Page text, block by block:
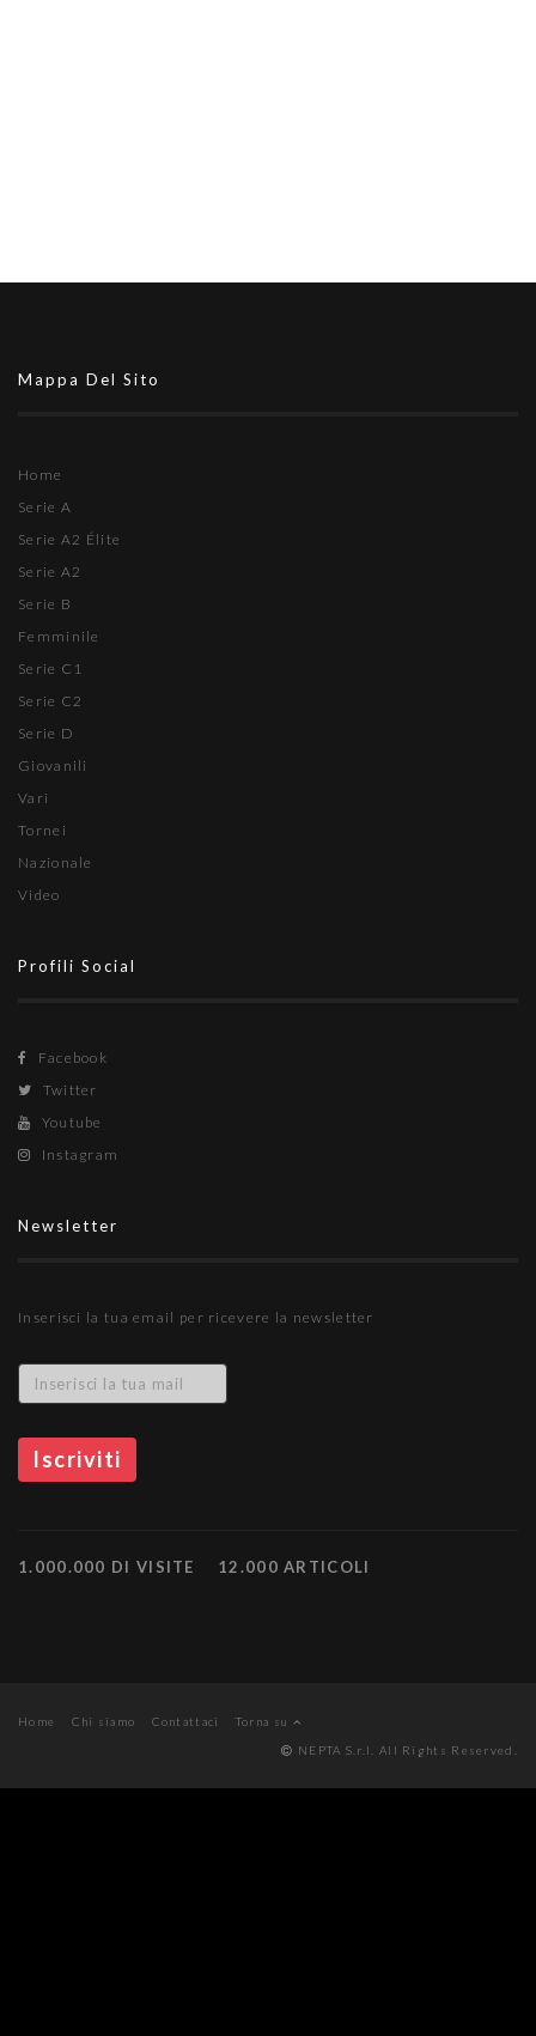
Mappa Del Sito
Home
Serie A
Serie A2 Élite
Serie A2
Serie B
Femminile
Serie C1
Serie C2
Serie D
Giovanili
Vari
Tornei
Nazionale
Video
Profili Social
Facebook
Twitter
Youtube
Instagram
Newsletter
Inserisci la tua email per ricevere la newsletter
1.000.000 DI VISITE 12.000 ARTICOLI
Home Chi siamo Contattaci
Torna su
NEPTA S.r.l. All Rights Reserved.